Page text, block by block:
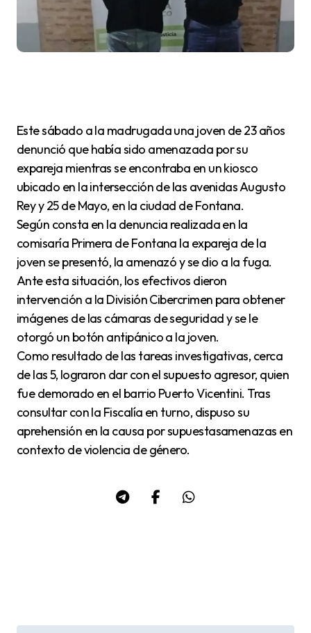
Este sábado a la madrugada una joven de 23 años
denunció que había sido amenazada por su
expareja mientras se encontraba en un kiosco
ubicado en la intersección de las avenidas Augusto
Rey y 25 de Mayo, en la ciudad de Fontana.
Según consta en la denuncia realizada en la
comisaría Primera de Fontana la expareja de la
joven se presentó, la amenazó y se dio a la fuga.
Ante esta situación, los efectivos dieron
intervención a la División Cibercrimen para obtener
imágenes de las cámaras de seguridad y se le
otorgó un botón antipánico a la joven.
Como resultado de las tareas investigativas, cerca
de las 5, lograron dar con el supuesto agresor, quien
fue demorado en el barrio Puerto Vicentini. Tras
consultar con la Fiscalía en turno, dispuso su
aprehensión en la causa por supuestasamenazas en
contexto de violencia de género.